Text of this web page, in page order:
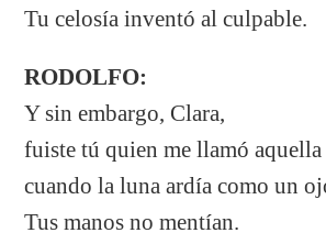
Tu celosía inventó al culpable.
RODOLFO:
Y sin embargo, Clara,
fuiste tú quien me llamó aquella
cuando la luna ardía como un
Tus manos no mentían.